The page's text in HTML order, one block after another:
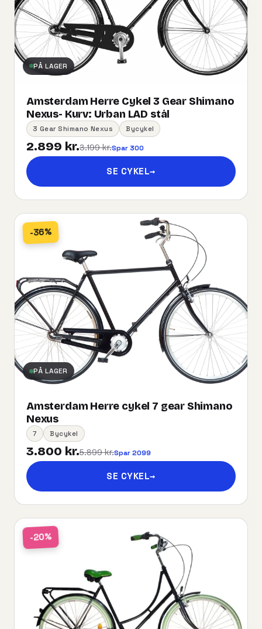
PÅ LAGER
Amsterdam Herre Cykel 3 Gear Shimano
Nexus- Kurv:​ ​Urban​ ​LAD​ ​stål
3 Gear Shimano Nexus Bycykel
2.899 kr.3.199 kr.Spar 300
SE CYKEL→
-36%
PÅ LAGER
Amsterdam Herre cykel 7 gear Shimano
Nexus
7 Bycykel
3.800 kr.5.899 kr.Spar 2099
SE CYKEL→
-20%